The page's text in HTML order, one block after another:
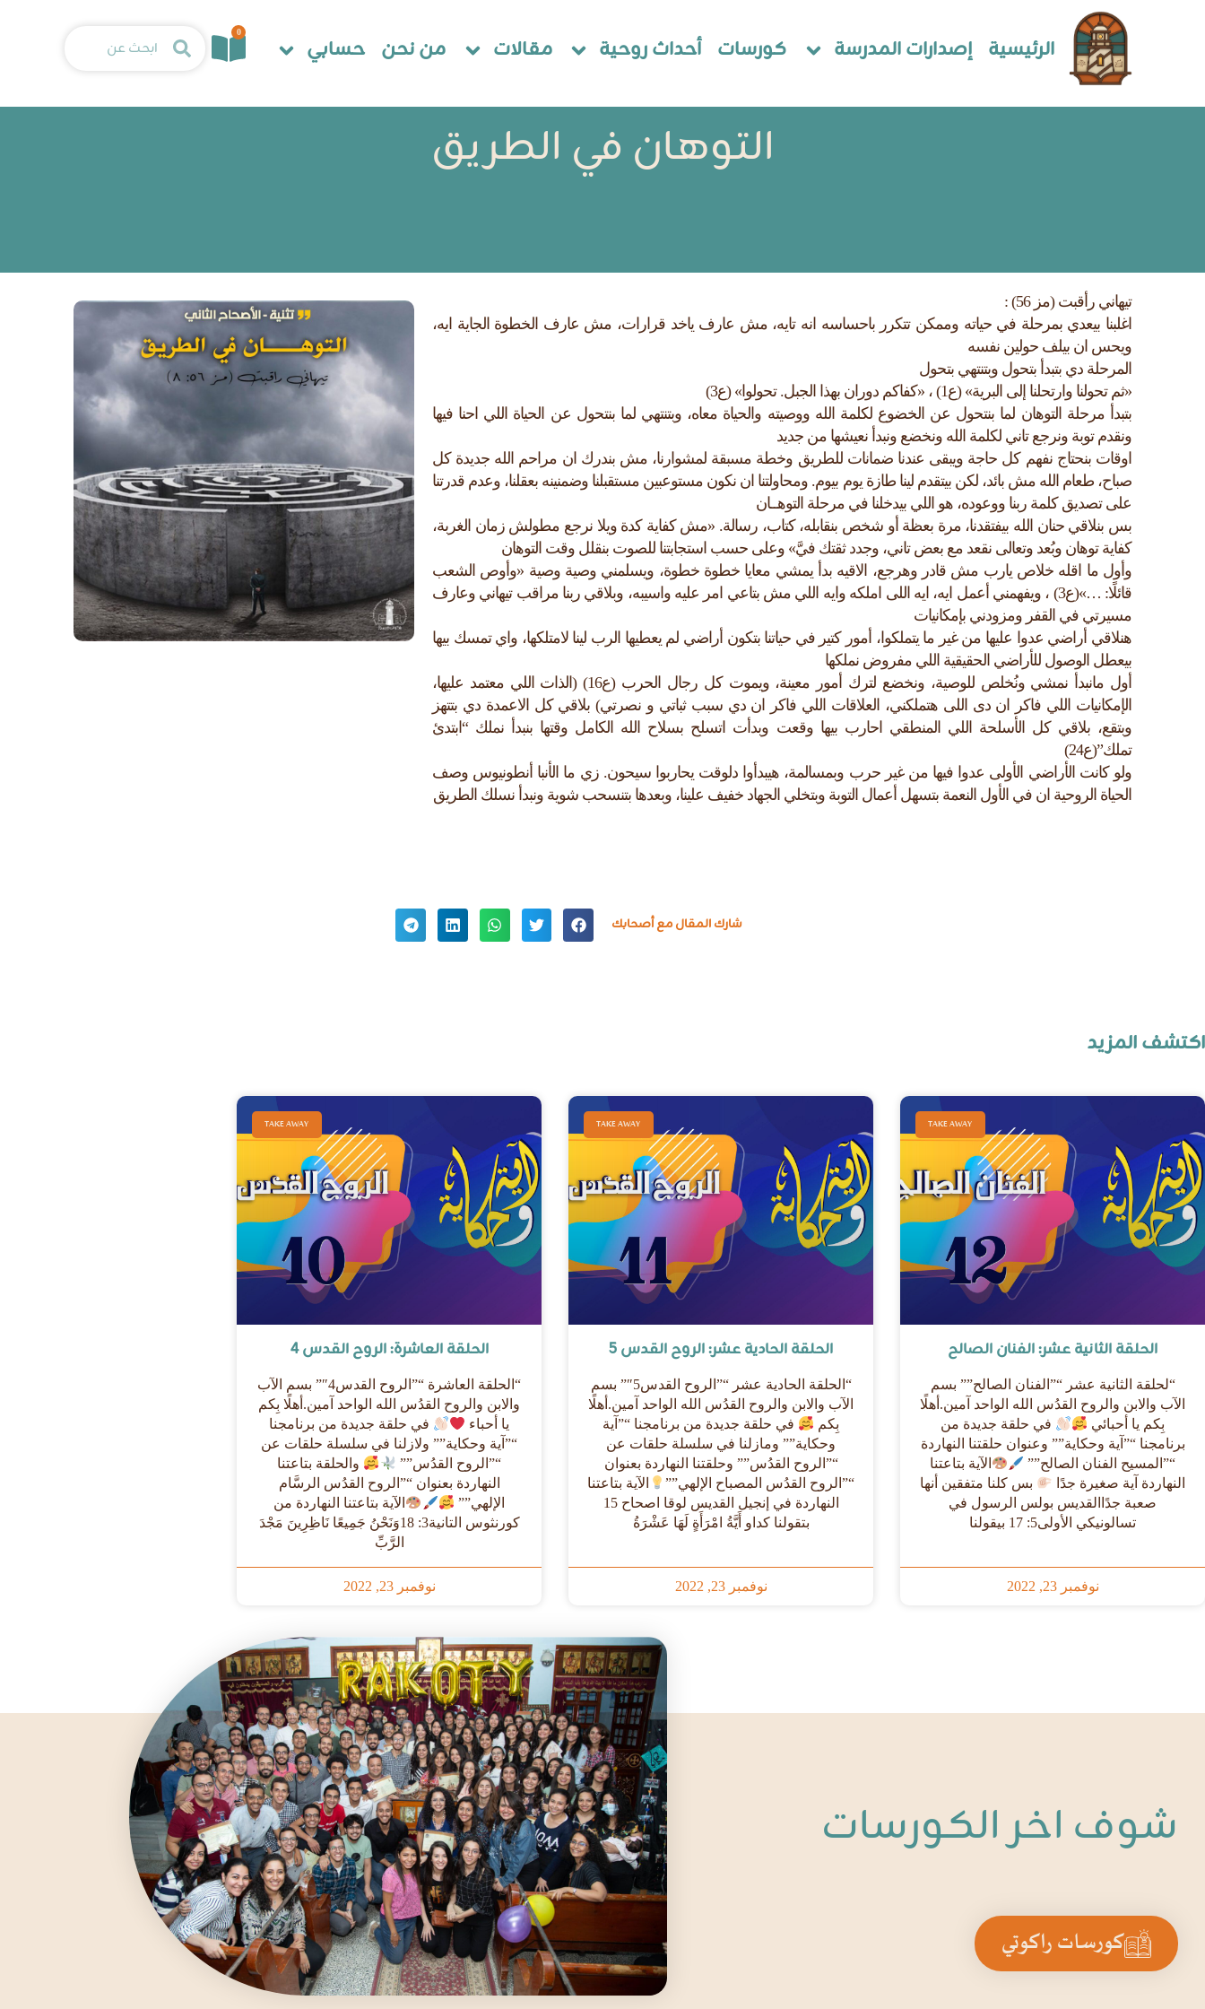
الرئيسية إصدارات المدرسة كورسات أحداث روحية مقالات من نحن حسابي
0
التوهان في الطريق
تيهاني رأقبت (مز 56) :
اغلبنا بيعدي بمرحلة في حياته وممكن تتكرر باحساسه انه تايه، مش عارف ياخد قرارات، مش عارف الخطوة الجاية ايه،
ويحس ان بيلف حولين نفسه
المرحلة دي بتبدأ بتحول وبتنتهي بتحول
«ثم تحولنا وارتحلنا إلى البرية» (ع1) ، «كفاكم دوران بهذا الجبل. تحولوا» (ع3)
بتبدأ مرحلة التوهان لما بنتحول عن الخضوع لكلمة الله ووصيته والحياة معاه، وبتنتهي لما بنتحول عن الحياة اللي احنا فيها
ونقدم توبة ونرجع تاني لكلمة الله ونخضع ونبدأ نعيشها من جديد
اوقات بنحتاج نفهم كل حاجة ويبقى عندنا ضمانات للطريق وخطة مسبقة لمشوارنا، مش بندرك ان مراحم الله جديدة كل
صباح، طعام الله مش بائد، لكن بيتقدم لينا طازة يوم بيوم. ومحاولتنا ان نكون مستوعبين مستقبلنا وضمنينه بعقلنا، وعدم قدرتنا
على تصديق كلمة ربنا ووعوده، هو اللي بيدخلنا في مرحلة التوهــان
بس بنلاقي حنان الله بيفتقدنا، مرة بعظة أو شخص بنقابله، كتاب، رسالة. «مش كفاية كدة ويلا نرجع مطولش زمان الغربة،
كفاية توهان وبُعد وتعالى نقعد مع بعض تاني، وجدد ثقتك فيَّ» وعلى حسب استجابتنا للصوت بنقلل وقت التوهان
وأول ما اقله خلاص يارب مش قادر وهرجع، الاقيه بدأ يمشي معايا خطوة خطوة، ويسلمني وصية وصية «وأوص الشعب
قائلًا: …»(ع3) ، ويفهمني أعمل ايه، ايه اللى املكه وايه اللي مش بتاعي امر عليه واسيبه، وبلاقي ربنا مراقب تيهاني وعارف
مسيرتي في القفر ومزودني بإمكانيات
هنلاقي أراضي عدوا عليها من غير ما يتملكوا، أمور كتير في حياتنا بتكون أراضي لم يعطيها الرب لينا لامتلكها، واي تمسك بيها
بيعطل الوصول للأراضي الحقيقية اللي مفروض نملكها
أول مانبدأ نمشي ونُخلص للوصية، ونخضع لترك أمور معينة، ويموت كل رجال الحرب (ع16) (الذات اللي معتمد عليها،
الإمكانيات اللي فاكر ان دى اللى هتملكني، العلاقات اللي فاكر ان دي سبب ثباتي و نصرتي) بلاقي كل الاعمدة دي بتتهز
وبتقع، بلاقي كل الأسلحة اللي المنطقي احارب بيها وقعت وبدأت اتسلح بسلاح الله الكامل وقتها بنبدأ نملك “ابتدئ
تملك”(ع24)
ولو كانت الأراضي الأولى عدوا فيها من غير حرب وبمسالمة، هيبدأوا دلوقت يحاربوا سيحون. زي ما الأنبا أنطونيوس وصف
الحياة الروحية ان في الأول النعمة بتسهل أعمال التوبة وبتخلي الجهاد خفيف علينا، وبعدها بتنسحب شوية ونبدأ نسلك الطريق
شارك المقال مع أصحابك
اكتشف المزيد
TAKE AWAY
الحلقة الثانية عشر: الفنان الصالح
“لحلقة الثانية عشر “”الفنان الصالح”” بسم
الآب والابن والروح القدُس الله الواحد آمين.أهلًا
بِكم يا أحبائي
في حلقة جديدة من
برنامجنا “”آية وحكاية”” وعنوان حلقتنا النهاردة
“”المسيح الفنان الصالح””
الآية بتاعتنا
النهاردة آية صغيرة جدًا
بس كلنا متفقين أنها
صعبة جدًاالقديس بولس الرسول في
تسالونيكي الأولى5: 17 بيقولنا
نوفمبر 23, 2022
TAKE AWAY
الحلقة الحادية عشر: الروح القدس 5
“الحلقة الحادية عشر “”الروح القدس5″” بسم
الآب والابن والروح القدُس الله الواحد آمين.أهلًا
بِكم
في حلقة جديدة من برنامجنا “”آية
وحكاية”” ومازلنا في سلسلة حلقات عن
“”الروح القدُس”” وحلقتنا النهاردة بعنوان
“”الروح القدُس المصباح الإلهي””
الآية بتاعتنا
النهاردة في إنجيل القديس لوقا اصحاح 15
بتقولنا كداو أَيَّةُ امْرَأَةٍ لَهَا عَشْرَةُ
نوفمبر 23, 2022
TAKE AWAY
الحلقة العاشرة: الروح القدس 4
“الحلقة العاشرة “”الروح القدس4″” بسم الآب
والابن والروح القدُس الله الواحد آمين.أهلًا بِكم
يا أحباء
في حلقة جديدة من برنامجنا
“”آية وحكاية”” ولازلنا في سلسلة حلقات عن
“”الروح القدُس””
والحلقة بتاعتنا
النهاردة بعنوان “”الروح القدُس الرسَّام
الإلهي””
الآية بتاعتنا النهاردة من
كورنثوس التانية3: 18وَنَحْنُ جَمِيعًا نَاظِرِينَ مَجْدَ
الرَّبِّ
نوفمبر 23, 2022
شوف اخر الكورسات
كورسات راكوتي